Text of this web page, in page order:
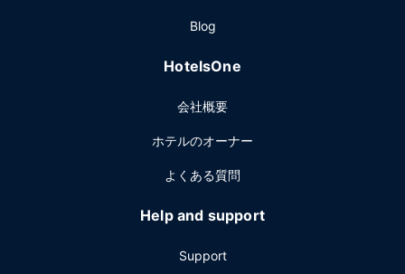
Blog
HotelsOne
会社概要
ホテルのオーナー
よくある質問
Help and support
Support